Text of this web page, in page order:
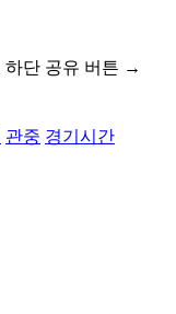
하단 공유 버튼 →
관중 경기시간